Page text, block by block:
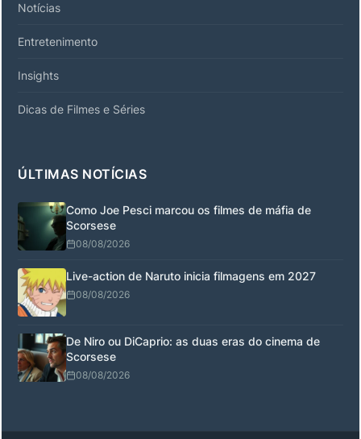
Notícias
Entretenimento
Insights
Dicas de Filmes e Séries
ÚLTIMAS NOTÍCIAS
Como Joe Pesci marcou os filmes de máfia de
Scorsese
08/08/2026
Live-action de Naruto inicia filmagens em 2027
08/08/2026
De Niro ou DiCaprio: as duas eras do cinema de
Scorsese
08/08/2026